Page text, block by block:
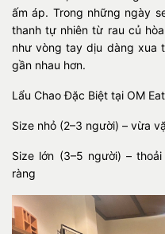
ấm áp. Trong những ngày
thanh tự nhiên từ rau củ
như vòng tay dịu dàng xua
gần nhau hơn.
Lẩu Chao Đặc Biệt tại OM
Size nhỏ (2–3 người) – vừa
Size lớn (3–5 người) –
ràng